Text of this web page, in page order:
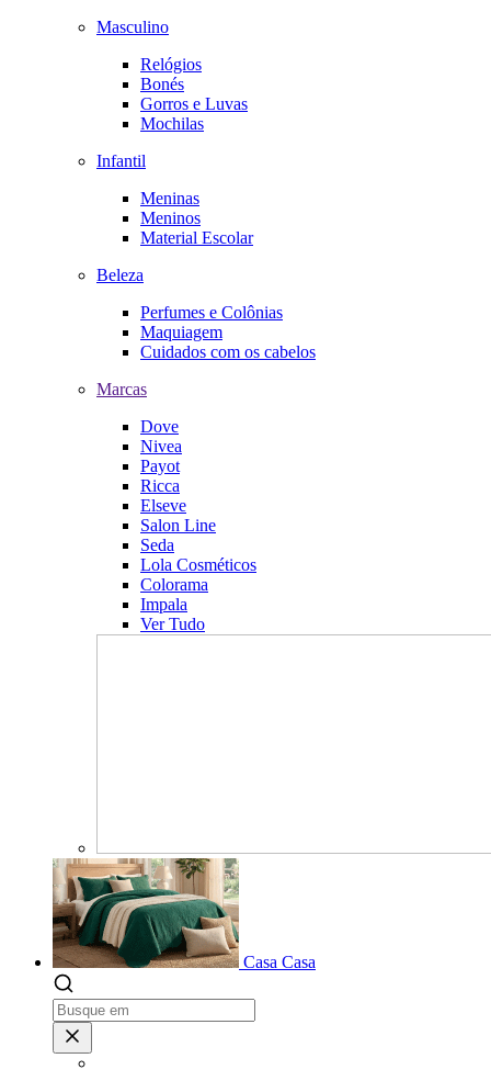
Masculino
Relógios
Bonés
Gorros e Luvas
Mochilas
Infantil
Meninas
Meninos
Material Escolar
Beleza
Perfumes e Colônias
Maquiagem
Cuidados com os cabelos
Marcas
Dove
Nivea
Payot
Ricca
Elseve
Salon Line
Seda
Lola Cosméticos
Colorama
Impala
Ver Tudo
Casa Casa